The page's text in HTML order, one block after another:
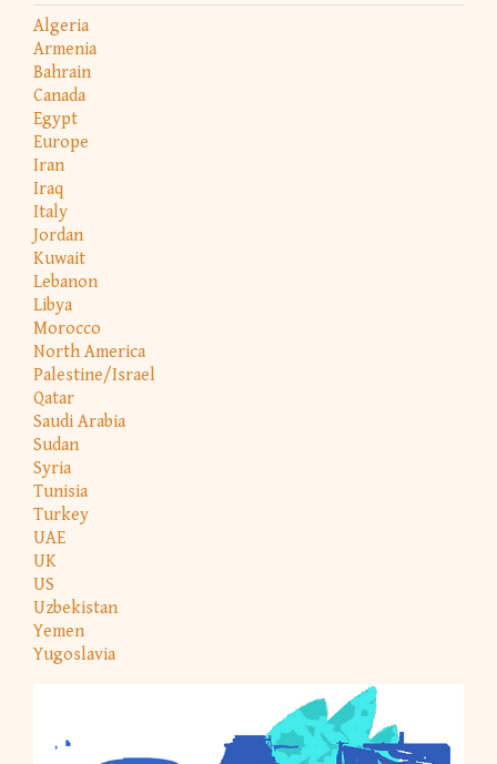
Algeria
Armenia
Bahrain
Canada
Egypt
Europe
Iran
Iraq
Italy
Jordan
Kuwait
Lebanon
Libya
Morocco
North America
Palestine/Israel
Qatar
Saudi Arabia
Sudan
Syria
Tunisia
Turkey
UAE
UK
US
Uzbekistan
Yemen
Yugoslavia